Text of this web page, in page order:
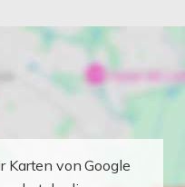
Karten von Google